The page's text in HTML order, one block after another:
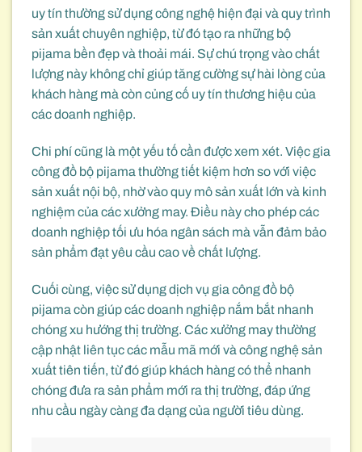
uy tín thường sử dụng công nghệ hiện đại và quy trình
sản xuất chuyên nghiệp, từ đó tạo ra những bộ
pijama bền đẹp và thoải mái. Sự chú trọng vào chất
lượng này không chỉ giúp tăng cường sự hài lòng của
khách hàng mà còn củng cố uy tín thương hiệu của
các doanh nghiệp.
Chi phí cũng là một yếu tố cần được xem xét. Việc gia
công đồ bộ pijama thường tiết kiệm hơn so với việc
sản xuất nội bộ, nhờ vào quy mô sản xuất lớn và kinh
nghiệm của các xưởng may. Điều này cho phép các
doanh nghiệp tối ưu hóa ngân sách mà vẫn đảm bảo
sản phẩm đạt yêu cầu cao về chất lượng.
Cuối cùng, việc sử dụng dịch vụ gia công đồ bộ
pijama còn giúp các doanh nghiệp nắm bắt nhanh
chóng xu hướng thị trường. Các xưởng may thường
cập nhật liên tục các mẫu mã mới và công nghệ sản
xuất tiên tiến, từ đó giúp khách hàng có thể nhanh
chóng đưa ra sản phẩm mới ra thị trường, đáp ứng
nhu cầu ngày càng đa dạng của người tiêu dùng.